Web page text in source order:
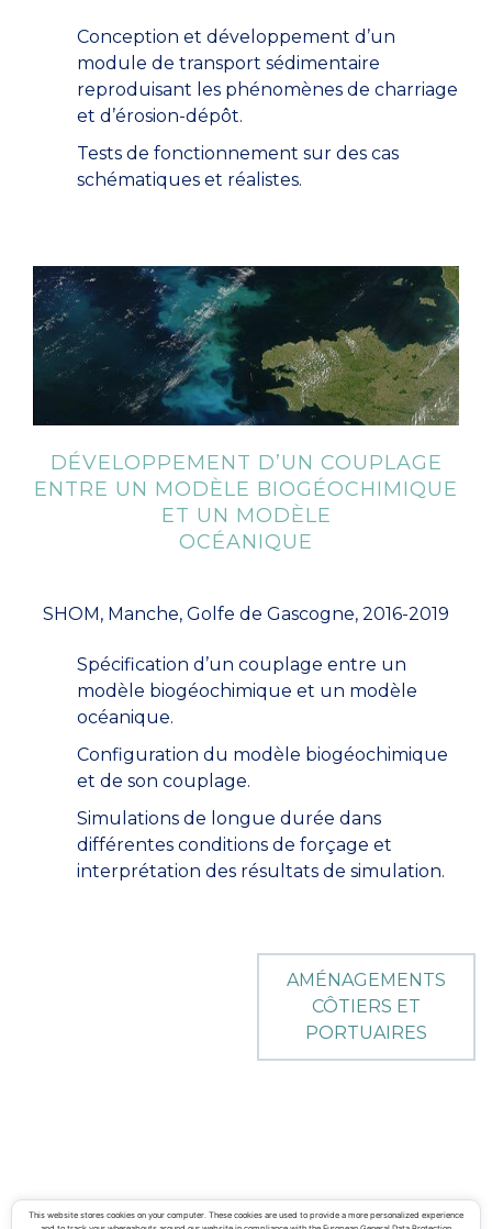
Conception et développement d’un
module de transport sédimentaire
reproduisant les phénomènes de charriage
et d’érosion-dépôt.
Tests de fonctionnement sur des cas
schématiques et réalistes.
DÉVELOPPEMENT D’UN COUPLAGE
ENTRE UN MODÈLE BIOGÉOCHIMIQUE
ET UN MODÈLE
OCÉANIQUE
SHOM, Manche, Golfe de Gascogne, 2016-2019
Spécification d’un couplage entre un
modèle biogéochimique et un modèle
océanique.
Configuration du modèle biogéochimique
et de son couplage.
Simulations de longue durée dans
différentes conditions de forçage et
interprétation des résultats de simulation.
AMÉNAGEMENTS
CÔTIERS ET
PORTUAIRES
ACTIMAR©2026
This website stores cookies on your computer. These cookies are used to provide a more personalized experience